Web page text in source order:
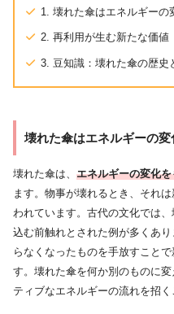
1. 壊れた傘はエネルギーの
2. 再利用が生む新たな価値
3. 豆知識：壊れた傘の歴史
壊れた傘はエネルギーの
壊れた傘は、 エネルギーの変化
ます。物事が壊れるとき、それ
われています。古代の文化では
込む前触れとされた例が多くあ
らなくなったものを手放すこと
す。壊れた傘を何か別のものに
ティブなエネルギーの流れを招く